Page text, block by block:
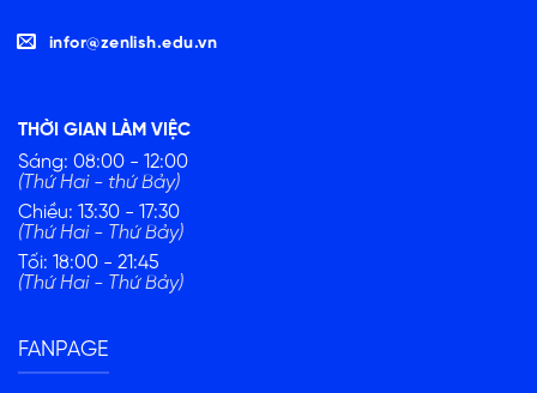
infor@zenlish.edu.vn
THỜI GIAN LÀM VIỆC
Sáng: 08:00 - 12:00
(Thứ Hai - thứ Bảy)
Chiều: 13:30 - 17:30
(Thứ Hai - Thứ Bảy)
Tối: 18:00 - 21:45
(Thứ Hai - Thứ Bảy)
FANPAGE